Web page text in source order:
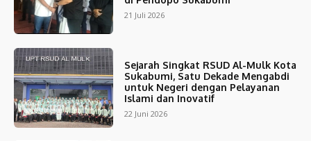
21 Juli 2026
Sejarah Singkat RSUD Al-Mulk Kota
Sukabumi, Satu Dekade Mengabdi
untuk Negeri dengan Pelayanan
Islami dan Inovatif
22 Juni 2026